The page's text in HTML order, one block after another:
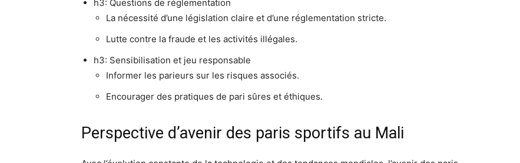
h3: Questions de réglementation
La nécessité d’une législation claire et d’une réglementation stricte.
Lutte contre la fraude et les activités illégales.
h3: Sensibilisation et jeu responsable
Informer les parieurs sur les risques associés.
Encourager des pratiques de pari sûres et éthiques.
Perspective d’avenir des paris sportifs au Mali